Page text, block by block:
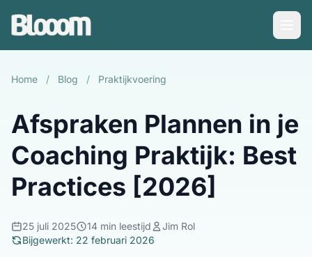
Home / Blog / Praktijkvoering
Afspraken Plannen in je
Coaching Praktijk: Best
Practices [2026]
25 juli 2025 14 min leestijd
Jim Rol
Bijgewerkt: 22 februari 2026